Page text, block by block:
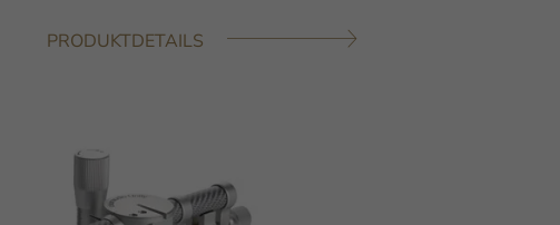
PRODUKTDETAILS